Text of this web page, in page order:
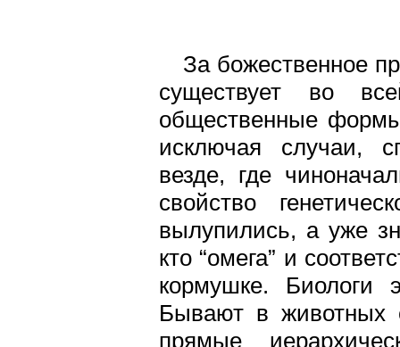
За божественное
существует во
общественные
исключая случаи,
везде, где
свойство
вылупились, а уже
кто “омега” и
кормушке. Биологи
Бывают в животных
прямые